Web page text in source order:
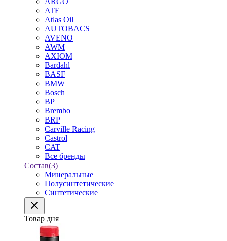
ATE
Atlas Oil
AUTOBACS
AVENO
AWM
AXIOM
Bardahl
BASF
BMW
Bosch
BP
Brembo
BRP
Carville Racing
Castrol
CAT
Все бренды
Состав(3)
Минеральные
Полусинтетические
Синтетические
Товар дня